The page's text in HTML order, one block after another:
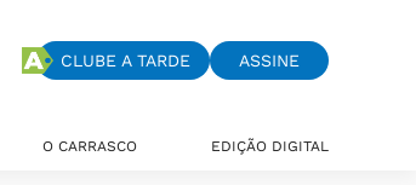
CLUBE A TARDE ASSINE
O CARRASCO EDIÇÃO DIGITAL